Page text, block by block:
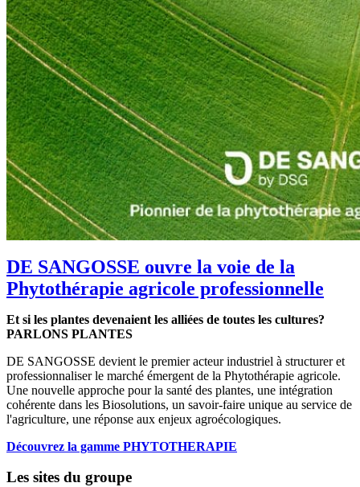
DE SANGOSSE ouvre la voie de la
Phytothérapie agricole professionnelle
Et si les plantes devenaient les alliées de toutes les cultures?
PARLONS PLANTES
DE SANGOSSE devient le premier acteur industriel à structurer et
professionnaliser le marché émergent de la Phytothérapie agricole.
Une nouvelle approche pour la santé des plantes, une intégration
cohérente dans les Biosolutions, un savoir-faire unique au service de
l'agriculture, une réponse aux enjeux agroécologiques.
Découvrez la gamme PHYTOTHERAPIE
Les sites du groupe